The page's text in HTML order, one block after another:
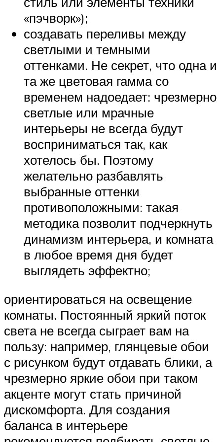
«пэчворк»);
создавать переливы между
светлыми и темными
оттенками. Не секрет, что одна и
та же цветовая гамма со
временем надоедает: чрезмерно
светлые или мрачные
интерьеры не всегда будут
восприниматься так, как
хотелось бы. Поэтому
желательно разбавлять
выбранные оттенки
противоположными: такая
методика позволит подчеркнуть
динамизм интерьера, и комната
в любое время дня будет
выглядеть эффектно;
ориентироваться на освещение
комнаты. Постоянный яркий поток
света не всегда сыграет вам на
пользу: например, глянцевые обои
с рисунком будут отдавать блики, а
чрезмерно яркие обои при таком
акценте могут стать причиной
дискомфорта. Для создания
баланса в интерьере